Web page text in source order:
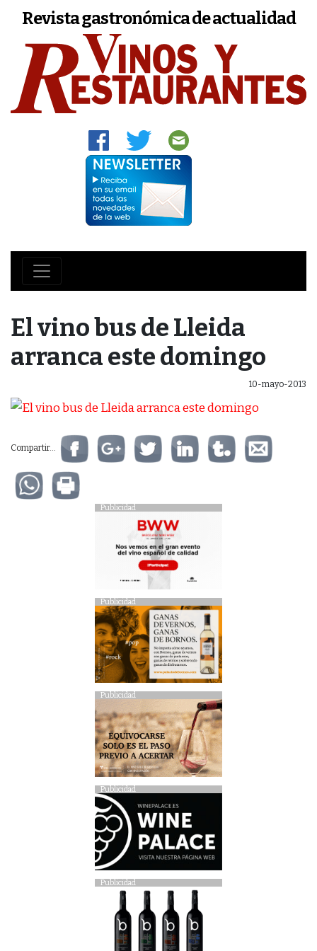
Revista gastronómica de actualidad
El vino bus de Lleida
arranca este domingo
10-mayo-2013
Compartir...
Publicidad
Publicidad
Publicidad
Publicidad
Publicidad